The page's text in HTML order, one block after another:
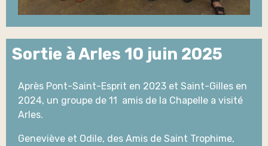
Sortie à Arles 10 juin 2025
Après Pont-Saint-Esprit en 2023 et Saint-Gilles en
2024, un groupe de 11 amis de la Chapelle a visité
Arles.
Geneviève et Odile, des Amis de Saint Trophime,